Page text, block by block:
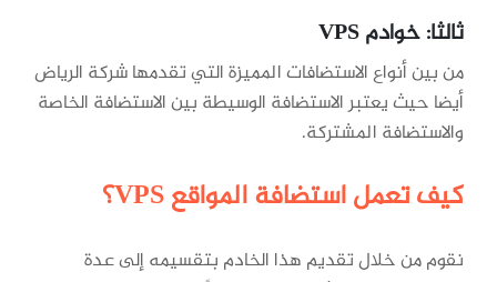
ثالثا: خوادم VPS
من بين أنواع الاستضافات المميزة التي تقدمها شركة الرياض
أيضا حيث يعتبر الاستضافة الوسيطة بين الاستضافة الخاصة
والاستضافة المشتركة.
كيف تعمل استضافة المواقع VPS؟
نقوم من خلال تقديم هذا الخادم بتقسيمه إلى عدة